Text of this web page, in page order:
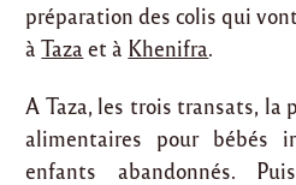
préparation des colis qui
àTaza et à Khenifra.
A Taza, les trois transats, la
alimentaires pour bébés
enfants abandonnés.